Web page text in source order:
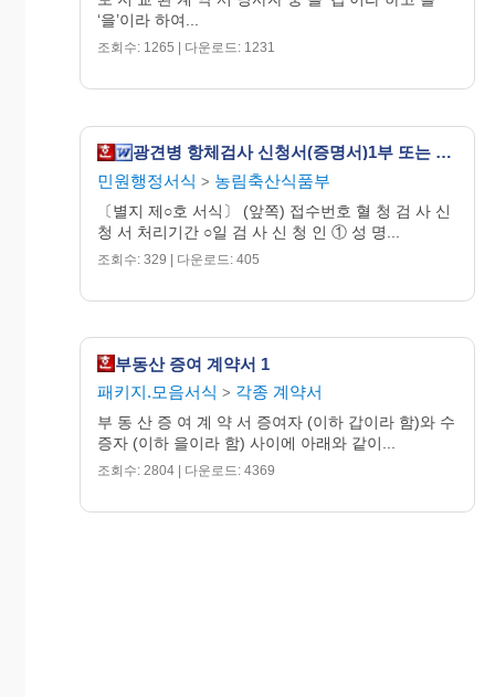
‘을’이라 하여...
조회수: 1265 | 다운로드: 1231
광견병 항체검사 신청서(증명서)1부 또는 혈청검사신청서 1부
민원행정서식 > 농림축산식품부
〔별지 제○호 서식〕 (앞쪽) 접수번호 혈 청 검 사 신
청 서 처리기간 ○일 검 사 신 청 인 ① 성 명...
조회수: 329 | 다운로드: 405
부동산 증여 계약서 1
패키지.모음서식 > 각종 계약서
부 동 산 증 여 계 약 서 증여자 (이하 갑이라 함)와 수
증자 (이하 을이라 함) 사이에 아래와 같이...
조회수: 2804 | 다운로드: 4369